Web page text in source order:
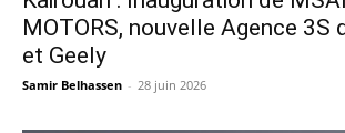
MOTORS, nouvelle Agence 3S
et Geely
Samir Belhassen - 28 juin 2026